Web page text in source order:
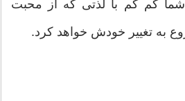
کم کم با لذتی که از محبت
به تغییر خودش خواهد کرد.